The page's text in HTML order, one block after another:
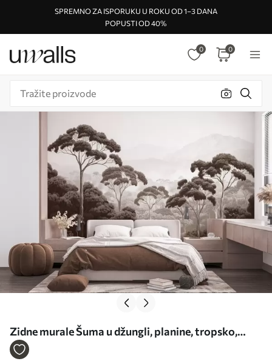
SPREMNO ZA ISPORUKU U ROKU OD 1–3 DANA
POPUSTI OD 40%
0 0
Zidne murale Šuma u džungli, planine, tropsko,
priroda, veliko drveće, smeđe boje br. w02739v2